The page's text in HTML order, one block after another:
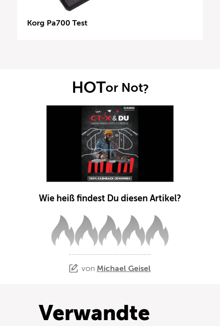
Korg Pa700 Test
HOTor Not?
Wie heiß findest Du diesen Artikel?
von Michael Geisel
Verwandte